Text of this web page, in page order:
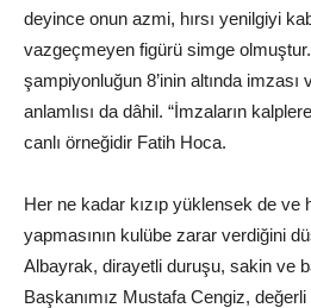
deyince onun azmi, hırsı yenilgiyi
vazgeçmeyen figürü simge
şampiyonluğun 8’inin altında imzası
anlamlısı da dâhil. “İmzaların
canlı örneğidir Fatih Hoca.
Her ne kadar kızıp yüklensek de ve
yapmasının kulübe zarar verdiğini
Albayrak, dirayetli duruşu, sakin ve
Başkanımız Mustafa Cengiz,